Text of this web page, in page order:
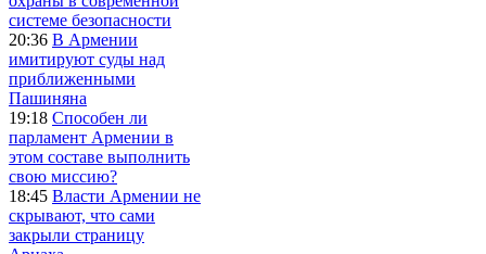
системе безопасности
20:36 В Армении
имитируют суды над
приближенными
Пашиняна
19:18 Способен ли
парламент Армении в
этом составе выполнить
свою миссию?
18:45 Власти Армении не
скрывают, что сами
закрыли страницу